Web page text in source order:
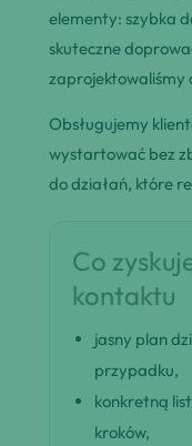
elementy: szybka
skuteczne
zaprojektowaliśmy
Obsługujemy
wystartować bez
do działań, które
Co
kontaktu
jasny plan
przypadku,
konkretną
kroków,